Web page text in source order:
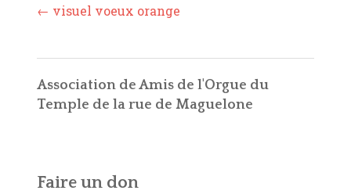
Post
← visuel voeux orange
Association de Amis de l'Orgue du
Temple de la rue de Maguelone
Faire un don